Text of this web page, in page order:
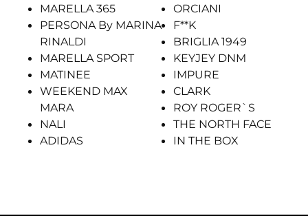
MARELLA 365
PERSONA By MARINA
RINALDI
MARELLA SPORT
MATINEE
WEEKEND MAX
MARA
NALI
ADIDAS
ORCIANI
F**K
BRIGLIA 1949
KEYJEY DNM
IMPURE
CLARK
ROY ROGER`S
THE NORTH FACE
IN THE BOX